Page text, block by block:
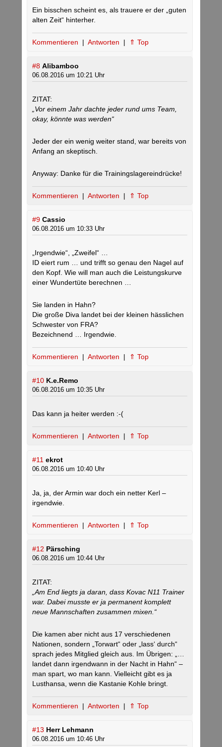
Ein bisschen scheint es, als trauere er der „guten
alten Zeit“ hinterher.
Kommentieren | Antworten | ⇑ Top
#8 Alibamboo
06.08.2016 um 10:21 Uhr
ZITAT:
„Vor einem Jahr dachte jeder rund ums Team,
okay, könnte was werden“
Jeder der ein wenig weiter stand, war bereits von
Anfang an skeptisch.
Anyway: Danke für die Trainingslagereindrücke!
Kommentieren | Antworten | ⇑ Top
#9 Cassio
06.08.2016 um 10:33 Uhr
„Irgendwie“, „Zweifel“ …
ID eiert rum … und trifft so genau den Nagel auf
den Kopf. Wie will man auch die Leistungskurve
einer Wundertüte berechnen …
Sie landen in Hahn?
Die große Diva landet bei der kleinen hässlichen
Schwester von FRA?
Bezeichnend … Irgendwie.
Kommentieren | Antworten | ⇑ Top
#10 K.e.Remo
06.08.2016 um 10:35 Uhr
Das kann ja heiter werden :-(
Kommentieren | Antworten | ⇑ Top
#11 ekrot
06.08.2016 um 10:40 Uhr
Ja, ja, der Armin war doch ein netter Kerl –
irgendwie.
Kommentieren | Antworten | ⇑ Top
#12 Pärsching
06.08.2016 um 10:44 Uhr
ZITAT:
„Am End liegts ja daran, dass Kovac N11 Trainer
war. Dabei musste er ja permanent komplett
neue Mannschaften zusammen mixen.“
Die kamen aber nicht aus 17 verschiedenen
Nationen, sondern „Torwart“ oder „lass‘ durch“
sprach jedes Mitglied gleich aus. Im Übrigen: „…
landet dann irgendwann in der Nacht in Hahn“ –
man spart, wo man kann. Vielleicht gibt es ja
Lusthansa, wenn die Kastanie Kohle bringt.
Kommentieren | Antworten | ⇑ Top
#13 Herr Lehmann
06.08.2016 um 10:46 Uhr